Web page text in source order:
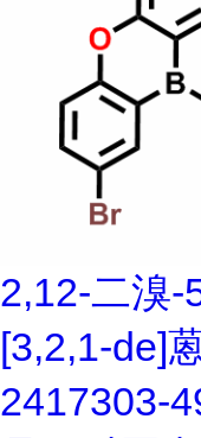
2,12-二溴-
[3,2,1-de]
2417303-